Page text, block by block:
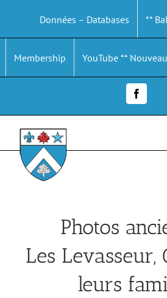
contenu
Données – Databases **
Membership YouTube **
Photos
Les Levasseur,
leurs